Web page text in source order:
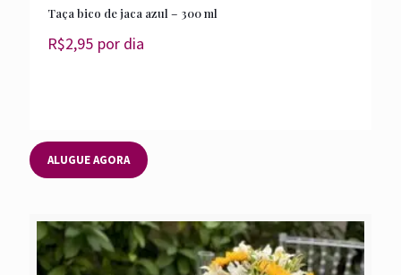
Taça bico de jaca azul – 300 ml
R$2,95 por dia
ALUGUE AGORA